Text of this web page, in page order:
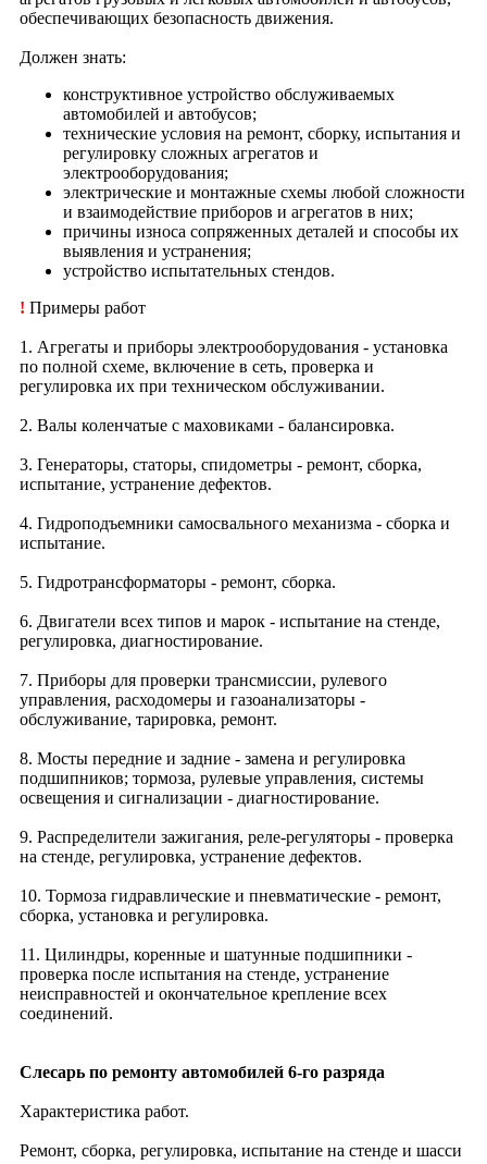
обеспечивающих безопасность движения.
Должен знать:
конструктивное устройство обслуживаемых
автомобилей и автобусов;
технические условия на ремонт, сборку, испытания и
регулировку сложных агрегатов и
электрооборудования;
электрические и монтажные схемы любой сложности
и взаимодействие приборов и агрегатов в них;
причины износа сопряженных деталей и способы их
выявления и устранения;
устройство испытательных стендов.
! Примеры работ
1. Агрегаты и приборы электрооборудования - установка
по полной схеме, включение в сеть, проверка и
регулировка их при техническом обслуживании.
2. Валы коленчатые с маховиками - балансировка.
3. Генераторы, статоры, спидометры - ремонт, сборка,
испытание, устранение дефектов.
4. Гидроподъемники самосвального механизма - сборка и
испытание.
5. Гидротрансформаторы - ремонт, сборка.
6. Двигатели всех типов и марок - испытание на стенде,
регулировка, диагностирование.
7. Приборы для проверки трансмиссии, рулевого
управления, расходомеры и газоанализаторы -
обслуживание, тарировка, ремонт.
8. Мосты передние и задние - замена и регулировка
подшипников; тормоза, рулевые управления, системы
освещения и сигнализации - диагностирование.
9. Распределители зажигания, реле-регуляторы - проверка
на стенде, регулировка, устранение дефектов.
10. Тормоза гидравлические и пневматические - ремонт,
сборка, установка и регулировка.
11. Цилиндры, коренные и шатунные подшипники -
проверка после испытания на стенде, устранение
неисправностей и окончательное крепление всех
соединений.
Слесарь по ремонту автомобилей 6-го разряда
Характеристика работ.
Ремонт, сборка, регулировка, испытание на стенде и шасси